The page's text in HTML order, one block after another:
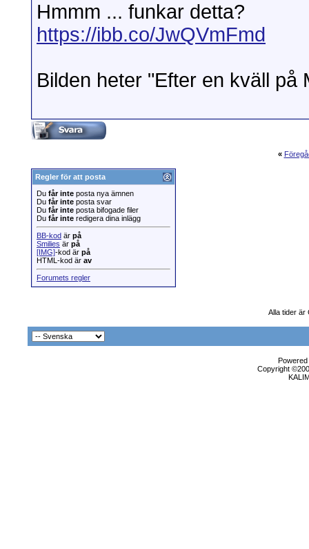
Hmmm ... funkar detta?
https://ibb.co/JwQVmFmd
Bilden heter "Efter en kväll på
«
Regler för att posta
Du får inte posta nya ämnen
Du får inte posta svar
Du får inte posta bifogade filer
Du får inte redigera dina inlägg
BB-kod är på
Smilies är på
[IMG]-kod är på
HTML-kod är av
Forumets regler
Alla tider är
Copyright